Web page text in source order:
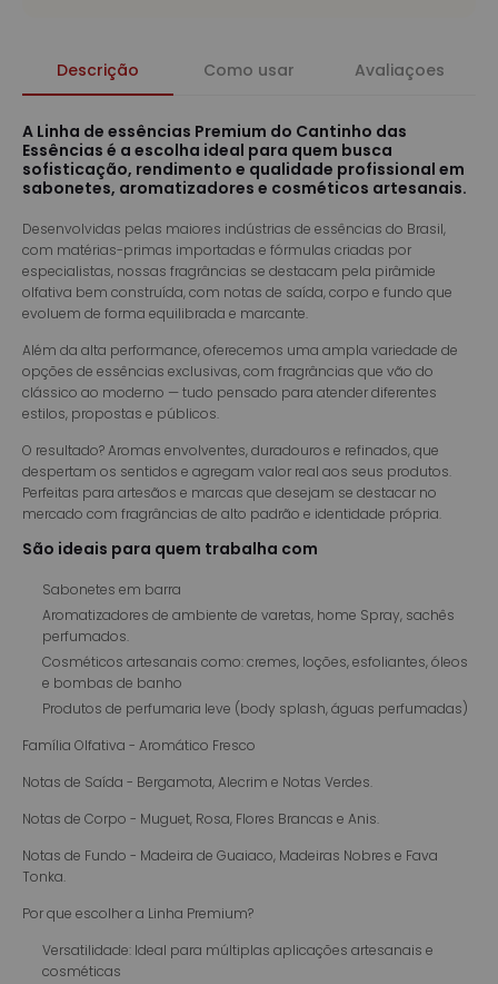
Descrição Como usar Avaliaçoes
A Linha de essências Premium do Cantinho das
Essências é a escolha ideal para quem busca
sofisticação, rendimento e qualidade profissional em
sabonetes, aromatizadores e cosméticos artesanais.
Desenvolvidas pelas maiores indústrias de essências do Brasil,
com matérias-primas importadas e fórmulas criadas por
especialistas, nossas fragrâncias se destacam pela pirâmide
olfativa bem construída, com notas de saída, corpo e fundo que
evoluem de forma equilibrada e marcante.
Além da alta performance, oferecemos uma ampla variedade de
opções de essências exclusivas, com fragrâncias que vão do
clássico ao moderno — tudo pensado para atender diferentes
estilos, propostas e públicos.
O resultado? Aromas envolventes, duradouros e refinados, que
despertam os sentidos e agregam valor real aos seus produtos.
Perfeitas para artesãos e marcas que desejam se destacar no
mercado com fragrâncias de alto padrão e identidade própria.
São ideais para quem trabalha com
Sabonetes em barra
Aromatizadores de ambiente de varetas, home Spray, sachês
perfumados.
Cosméticos artesanais como: cremes, loções, esfoliantes, óleos
e bombas de banho
Produtos de perfumaria leve (body splash, águas perfumadas)
Família Olfativa - Aromático Fresco
Notas de Saída - Bergamota, Alecrim e Notas Verdes.
Notas de Corpo - Muguet, Rosa, Flores Brancas e Anis.
Notas de Fundo - Madeira de Guaiaco, Madeiras Nobres e Fava
Tonka.
Por que escolher a Linha Premium?
Versatilidade: Ideal para múltiplas aplicações artesanais e
cosméticas